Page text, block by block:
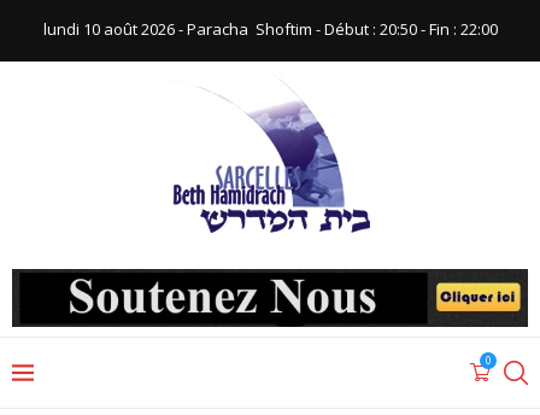
lundi 10 août 2026 - Paracha ‪ Shoftim‬ - Début : 20:50‬ - Fin : ‪22:00‬
0